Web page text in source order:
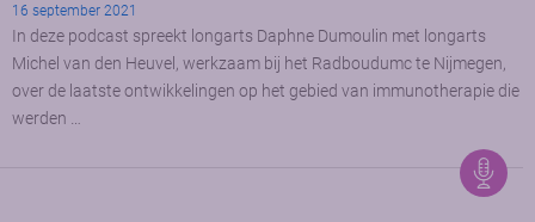
16 september 2021
In deze podcast spreekt longarts Daphne Dumoulin met longarts
Michel van den Heuvel, werkzaam bij het Radboudumc te Nijmegen,
over de laatste ontwikkelingen op het gebied van immunotherapie die
werden …